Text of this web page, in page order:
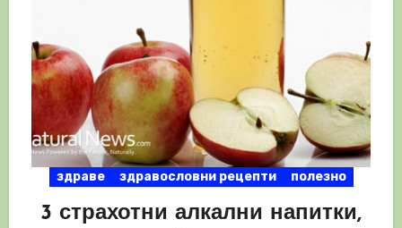
здраве здравословни рецепти полезно
3 страхотни алкални напитки,